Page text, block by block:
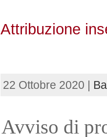
Attribuzione
22 Ottobre 2020 |
Avviso di